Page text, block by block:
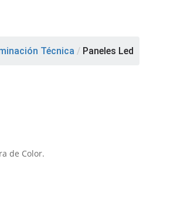
Técnica / Paneles Led
de Color.